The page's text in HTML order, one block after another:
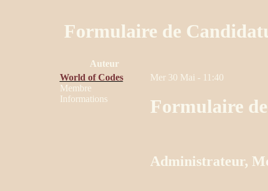
Formulaire de
Auteur
World of Codes
Membre
Informations
Mer 30 Mai - 11:40
Formulaire
Administrateur,